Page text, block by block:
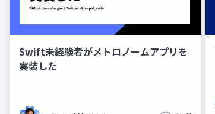
Swift未経験者がメトロノームアプリを
実装した